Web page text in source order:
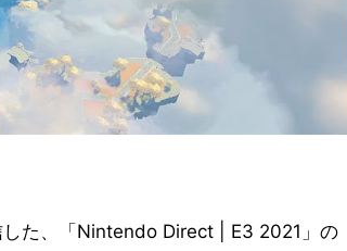
た、「Nintendo Direct | E3 2021」の